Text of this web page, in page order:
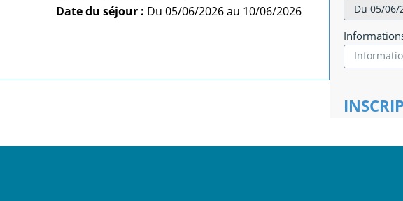
Date du séjour : Du 05/06/2026 au 10/06/2026